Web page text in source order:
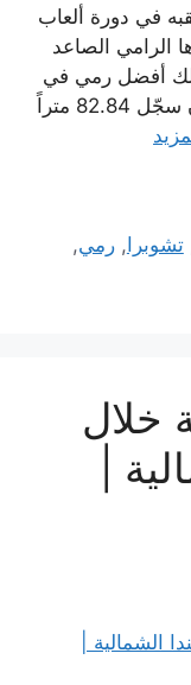
في دورة ألعاب
الرامي الصاعد
أفضل رمي في
الموسم. تقدم باثيراج التصنيف بعد أن سجّل 82.84 متراً
تشوبرا,رمي,
خلال
|